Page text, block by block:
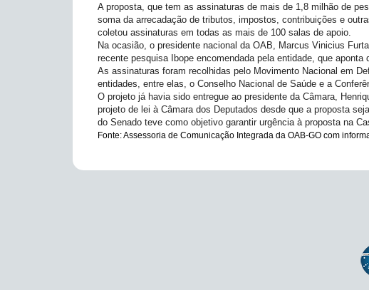
A proposta, que tem as assinaturas de mais de 1,8 milhão de
soma da arrecadação de tributos, impostos, contribuições e
coletou assinaturas em todas as mais de 100 salas de apoio.
Na ocasião, o presidente nacional da OAB, Marcus Vinicius
recente pesquisa Ibope encomendada pela entidade, que
As assinaturas foram recolhidas pelo Movimento Nacional em
entidades, entre elas, o Conselho Nacional de Saúde e a
O projeto já havia sido entregue ao presidente da Câmara,
projeto de lei à Câmara dos Deputados desde que a proposta
do Senado teve como objetivo garantir urgência à proposta na
Fonte: Assessoria de Comunicação Integrada da OAB-GO com